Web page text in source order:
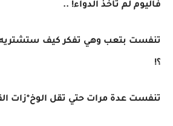
فاليوم لم تأخذ الدواء! ..
تنفست بتعب وهي تفكر كيف ستشتريه
؟!
تنفست عدة مرات حتي تقل الوخ*زات